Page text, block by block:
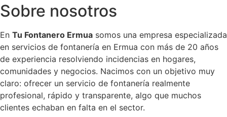
Sobre nosotros
En Tu Fontanero Ermua somos una empresa especializada
en servicios de fontanería en Ermua con más de 20 años
de experiencia resolviendo incidencias en hogares,
comunidades y negocios. Nacimos con un objetivo muy
claro: ofrecer un servicio de fontanería realmente
profesional, rápido y transparente, algo que muchos
clientes echaban en falta en el sector.